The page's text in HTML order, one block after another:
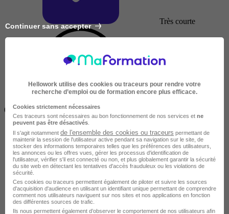
Très courte
(14h)
Continuer sans accepter
Hellowork utilise des cookies ou traceurs pour rendre votre
recherche d’emploi ou de formation encore plus efficace.
Cookies strictement nécessaires
Ces traceurs sont nécessaires au bon fonctionnement de nos services et ne
peuvent pas être désactivés
Il s'agit notamment de l'ensemble des cookies ou traceurs permettant de
maintenir la session de l'utilisateur active pendant sa navigation sur le site, de
stocker des informations temporaires telles que les préférences des utilisateurs,
les annonces ou les offres vues, gérer les processus d'identification de
l'utilisateur, vérifier s'il est connecté ou non, et plus globalement garantir la sécurité
du site web en détectant les tentatives d'accès frauduleux ou les violations de
sécurité.
Ces cookies ou traceurs permettent également de piloter et suivre les sources
d'acquisition d'audience en utilisant un identifiant unique permettant de comprendre
comment nos utilisateurs naviguent sur nos sites et nos applications en fonction
des différentes sources de trafic.
Ils nous permettent également d’observer le comportement de nos utilisateurs afin